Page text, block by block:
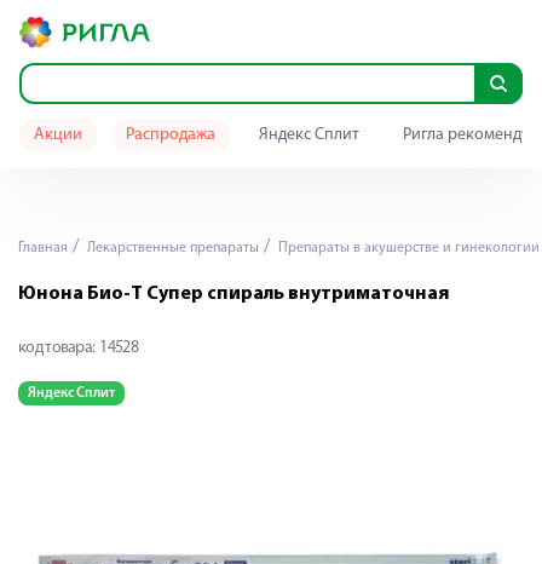
Акции Распродажа Яндекс Сплит Ригла
Главная Лекарственные препараты Препараты в акушерстве и гинекологии
Юнона Био-Т Супер спираль внутриматочная
код товара: 14528
Яндекс Сплит